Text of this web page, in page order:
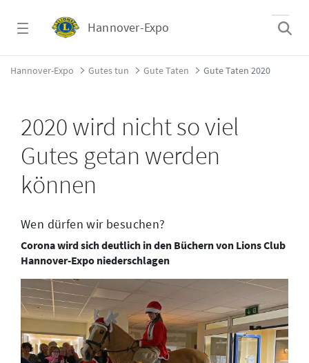
Hannover-Expo
Gute Taten 2020 - Hannover-Expo
Hannover-Expo Gutes tun Gute Taten Gute Taten 2020
2020 wird nicht so viel
Gutes getan werden
können
Wen dürfen wir besuchen?
Corona wird sich deutlich in den Büchern von Lions Club
Hannover-Expo niederschlagen